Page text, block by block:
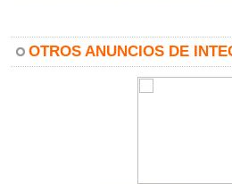
OTROS ANUNCIOS DE